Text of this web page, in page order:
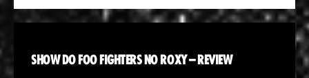
SHOW DO FOO FIGHTERS NO ROXY – REVIEW